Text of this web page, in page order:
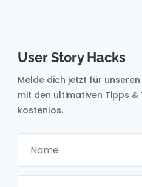
User Story Hacks
Melde dich jetzt für
mit den ultimativen Tipps &
kostenlos.